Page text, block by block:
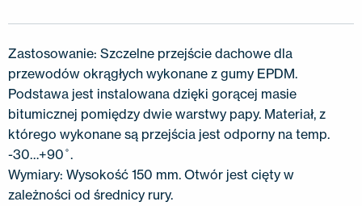
Zastosowanie: Szczelne przejście dachowe dla
przewodów okrągłych wykonane z gumy EPDM.
Podstawa jest instalowana dzięki gorącej masie
bitumicznej pomiędzy dwie warstwy papy. Materiał, z
którego wykonane są przejścia jest odporny na temp.
-30…+90˚.
Wymiary: Wysokość 150 mm. Otwór jest cięty w
zależności od średnicy rury.